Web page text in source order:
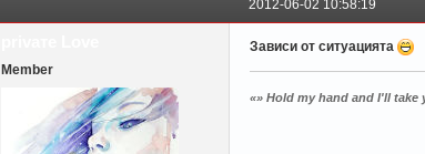
2012-06-02 10:58:19
Member
Зависи от ситуацията
«» Hold my hand and I'll take